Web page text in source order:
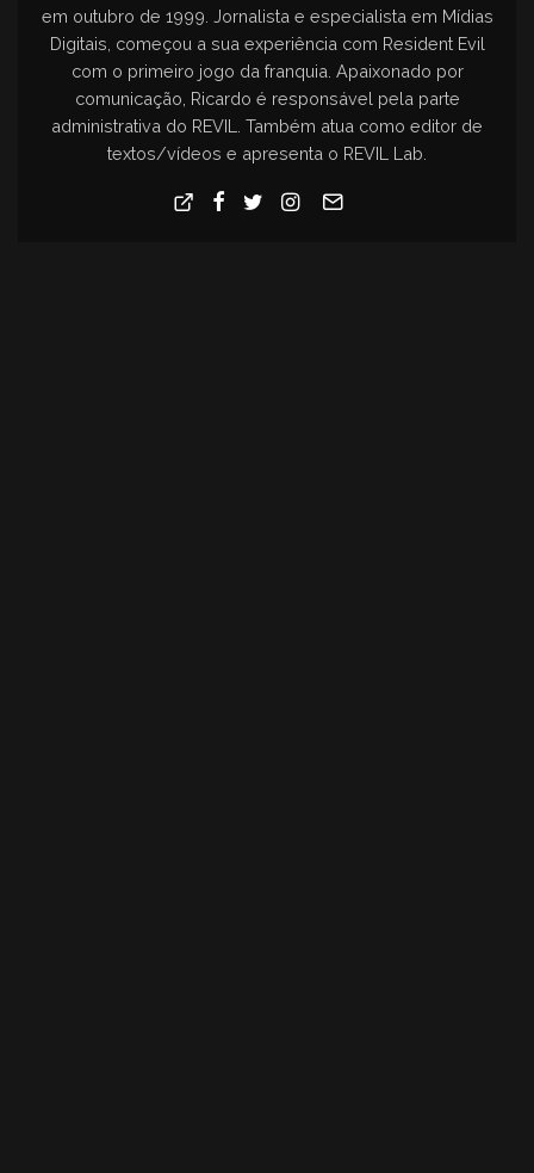
em outubro de 1999. Jornalista e especialista em Mídias
Digitais, começou a sua experiência com Resident Evil
com o primeiro jogo da franquia. Apaixonado por
comunicação, Ricardo é responsável pela parte
administrativa do REVIL. Também atua como editor de
textos/vídeos e apresenta o REVIL Lab.